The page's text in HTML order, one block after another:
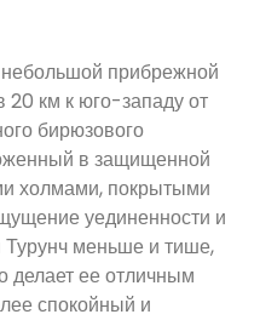
прибрежной
20 км к юго-западу от
бирюзового
в защищенной
холмами, покрытыми
уединенности и
меньше и тише,
делает ее отличным
спокойный и